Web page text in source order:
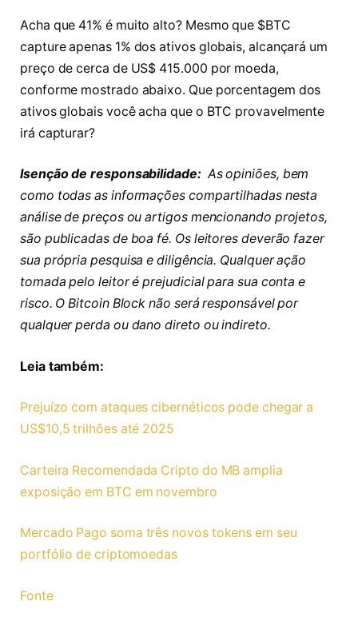
Acha que 41% é muito alto? Mesmo que $BTC
capture apenas 1% dos ativos globais, alcançará um
preço de cerca de US$ 415.000 por moeda,
conforme mostrado abaixo. Que porcentagem dos
ativos globais você acha que o BTC provavelmente
irá capturar?
Isenção de responsabilidade:As opiniões, bem
como todas as informações compartilhadas nesta
análise de preços ou artigos mencionando projetos,
são publicadas de boa fé. Os leitores deverão fazer
sua própria pesquisa e diligência. Qualquer ação
tomada pelo leitor é prejudicial para sua conta e
risco. O Bitcoin Block não será responsável por
qualquer perda ou dano direto ou indireto.
Leia também:
Prejuízo com ataques cibernéticos pode chegar a
US$10,5 trilhões até 2025
Carteira Recomendada Cripto do MB amplia
exposição em BTC em novembro
Mercado Pago soma três novos tokens em seu
portfólio de criptomoedas
Fonte